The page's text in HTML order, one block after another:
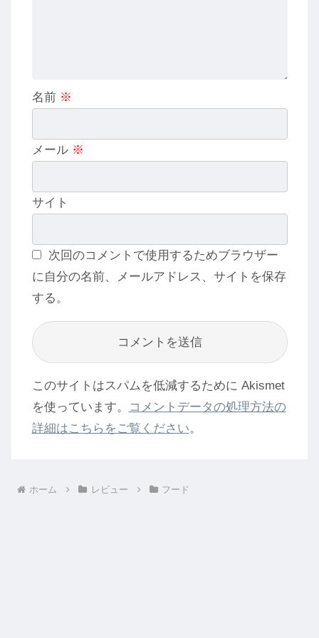
名前 ※
メール ※
サイト
次回のコメントで使用するためブラウザー
に自分の名前、メールアドレス、サイトを保存
する。
このサイトはスパムを低減するために Akismet
を使っています。
コメントデータの処理方法の
詳細はこちらをご覧ください。
ホーム レビュー フード